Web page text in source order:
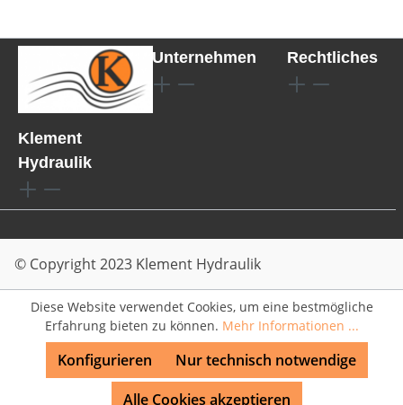
Klement
Hydraulik
Unternehmen Rechtliches
© Copyright 2023 Klement Hydraulik
Diese Website verwendet Cookies, um eine bestmögliche
Erfahrung bieten zu können. Mehr Informationen ...
Nur technisch notwendige
Konfigurieren
Alle Cookies akzeptieren